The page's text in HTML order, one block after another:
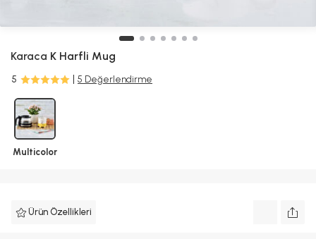
Karaca K Harfli Mug
5 5 Değerlendirme
Multicolor
Ürün Özellikleri